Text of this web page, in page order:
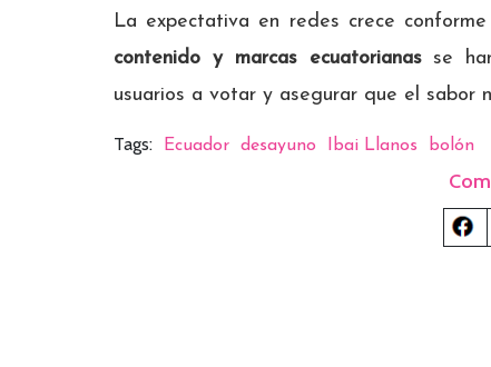
La expectativa en redes crece
contenido y marcas ecuatorianasse
usuarios a votar y asegurar que el sabor
Tags: Ecuador desayuno Ibai Llanos bolón